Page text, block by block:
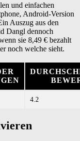
und einfachen
Android-Version
Auszug aus den
Dangl dennoch
sie 8,49 € bezahlt
noch welche sieht.
4.2